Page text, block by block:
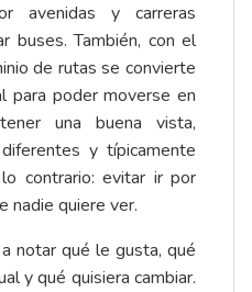
avenidas y carreras
buses. También, con el
de rutas se convierte
para poder moverse en
una buena vista,
y típicamente
contrario: evitar ir por
nadie quiere ver.
notar qué le gusta, qué
y qué quisiera cambiar.